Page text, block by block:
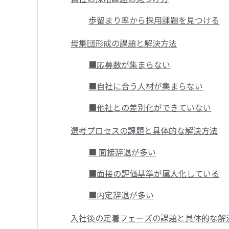
歩留まり率から採用課題を見つける
母集団形成の課題と解決方法
■応募数が集まらない
■自社に合う人材が集まらない
■他社との差別化ができていない
選考プロセスの課題と具体的な解決方法
■ 面接辞退が多い
■面接の評価基準が属人化している
■内定辞退が多い
入社後の定着フェーズの課題と具体的な解